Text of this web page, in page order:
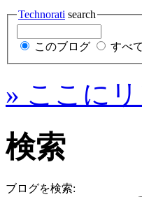
Technorati search
このブログ すべ
» ここに
検索
ブログを検索: